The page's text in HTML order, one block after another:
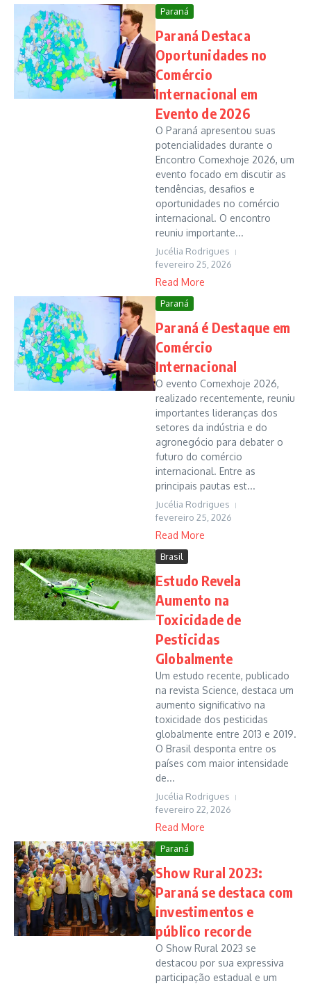
Paraná
Paraná Destaca
Oportunidades no
Comércio
Internacional em
Evento de 2026
O Paraná apresentou suas
potencialidades durante o
Encontro Comexhoje 2026, um
evento focado em discutir as
tendências, desafios e
oportunidades no comércio
internacional. O encontro
reuniu importante...
Jucélia Rodrigues
fevereiro 25, 2026
Read More
Paraná
Paraná é Destaque em
Comércio
Internacional
O evento Comexhoje 2026,
realizado recentemente, reuniu
importantes lideranças dos
setores da indústria e do
agronegócio para debater o
futuro do comércio
internacional. Entre as
principais pautas est...
Jucélia Rodrigues
fevereiro 25, 2026
Read More
Brasil
Estudo Revela
Aumento na
Toxicidade de
Pesticidas
Globalmente
Um estudo recente, publicado
na revista Science, destaca um
aumento significativo na
toxicidade dos pesticidas
globalmente entre 2013 e 2019.
O Brasil desponta entre os
países com maior intensidade
de...
Jucélia Rodrigues
fevereiro 22, 2026
Read More
Paraná
Show Rural 2023:
Paraná se destaca com
investimentos e
público recorde
O Show Rural 2023 se
destacou por sua expressiva
participação estadual e um